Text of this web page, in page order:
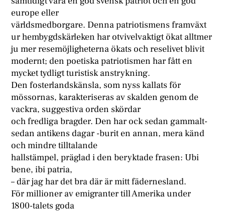
europe eller
världsmedborgare. Denna patriotismens framväxt
ur hembygdskärleken har otvivelvaktigt ökat alltmer
ju mer resemöjligheterna ökats och reselivet blivit
modernt; den poetiska patriotismen har fått en
mycket tydligt turistisk anstrykning.
Den fosterlandskänsla, som nyss kallats för
mössornas, karakteriseras av skalden genom de
vackra, suggestiva orden skördar
och fredliga bragder. Den har ock sedan gammalt-
sedan antikens dagar -burit en annan, mera känd
och mindre tilltalande
hallstämpel, präglad i den beryktade frasen: Ubi
bene, ibi patria,
– där jag har det bra där är mitt fädernesland.
För millioner av emigranter till Amerika under
1800-talets goda